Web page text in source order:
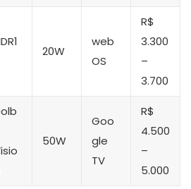
20W
web
OS
R$
3.300
–
3.700
50W
Goo
gle
TV
R$
4.500
–
5.000